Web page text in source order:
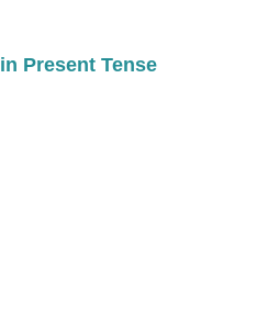
in Present Tense